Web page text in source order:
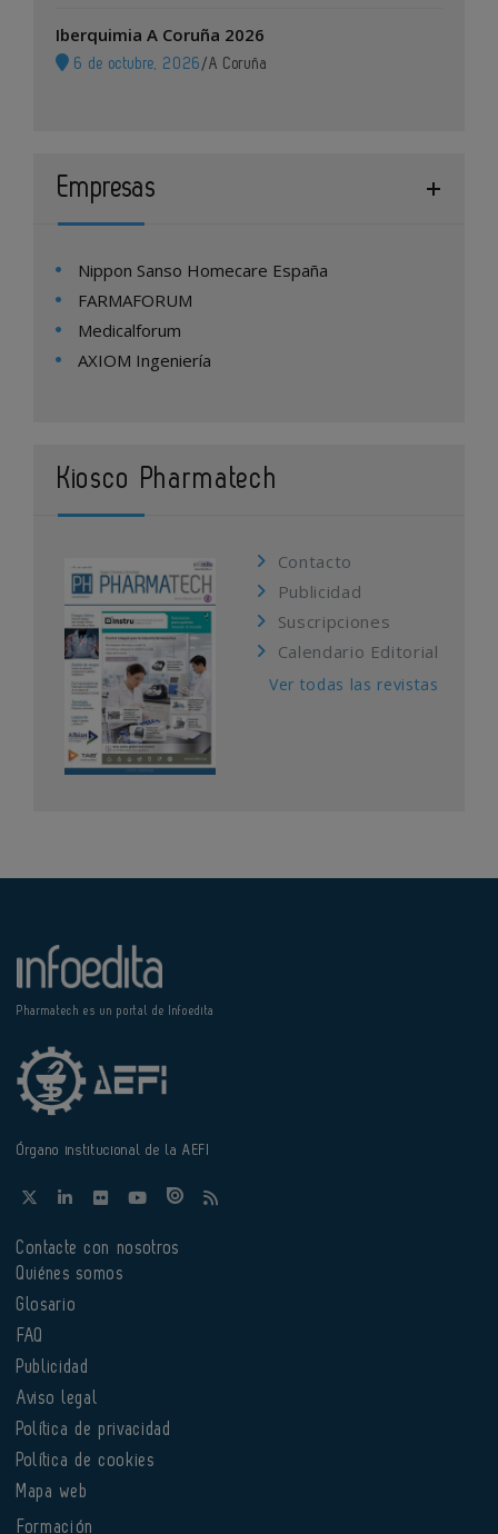
Iberquimia A Coruña 2026
6 de octubre, 2026 /A Coruña
Empresas
Nippon Sanso Homecare España
FARMAFORUM
Medicalforum
AXIOM Ingeniería
Kiosco Pharmatech
Contacto
Publicidad
Suscripciones
Calendario Editorial
Ver todas las revistas
Pharmatech es un portal de Infoedita
Órgano institucional de la AEFI
Contacte con nosotros
Quiénes somos
Glosario
FAQ
Publicidad
Aviso legal
Política de privacidad
Política de cookies
Mapa web
Formación